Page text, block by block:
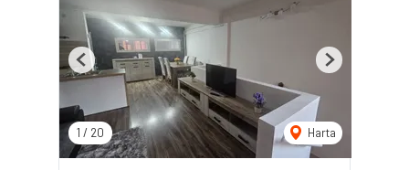
1 / 20 Harta
Previous Next